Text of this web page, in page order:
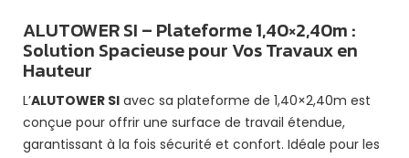
ALUTOWER SI – Plateforme 1,40×2,40m :
Solution Spacieuse pour Vos Travaux en
Hauteur
L’ALUTOWER SI avec sa plateforme de 1,40×2,40m est
conçue pour offrir une surface de travail étendue,
garantissant à la fois sécurité et confort. Idéale pour les